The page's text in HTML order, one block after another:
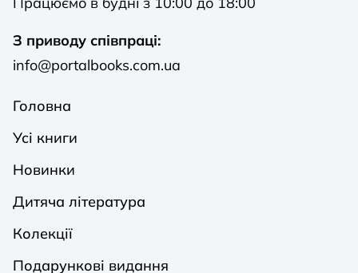
З приводу співпраці:
info@portalbooks.com.ua
Головна
Усі книги
Новинки
Дитяча література
Колекції
Подарункові видання